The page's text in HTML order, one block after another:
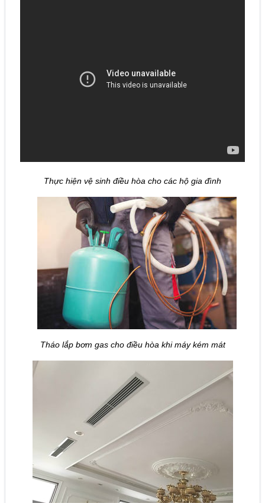
Thực hiện vệ sinh điều hòa cho các hộ gia đình
Tháo lắp bơm gas cho điều hòa khi máy kém mát